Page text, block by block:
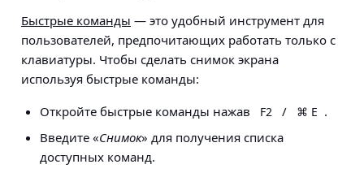
Быстрые команды — это удобный инструмент для
пользователей, предпочитающих работать только с
клавиатуры. Чтобы сделать снимок экрана
используя быстрые команды:
Откройте быстрые команды нажав
F2 / ⌘ E .
Введите «Снимок» для получения списка
доступных команд.